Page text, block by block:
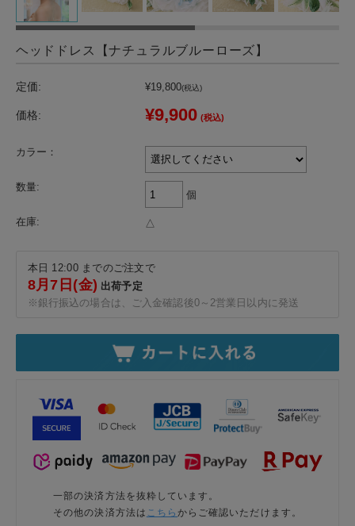
ヘッドドレス【ナチュラルブルーローズ】
定価: ¥19,800(税込)
価格: ¥9,900 (税込)
カラー：
数量:
個
在庫: △
本日 12:00 までのご注文で
8月7日(金)出荷予定
※銀行振込の場合は、ご入金確認後0～2営業日以内に発送
一部の決済方法を抜粋しています。
その他の決済方法は こちら からご確認いただけます。